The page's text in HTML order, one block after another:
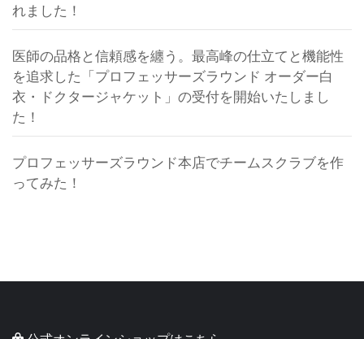
れました！
医師の品格と信頼感を纏う。最高峰の仕立てと機能性
を追求した「プロフェッサーズラウンド オーダー白
衣・ドクタージャケット」の受付を開始いたしまし
た！
プロフェッサーズラウンド本店でチームスクラブを作
ってみた！